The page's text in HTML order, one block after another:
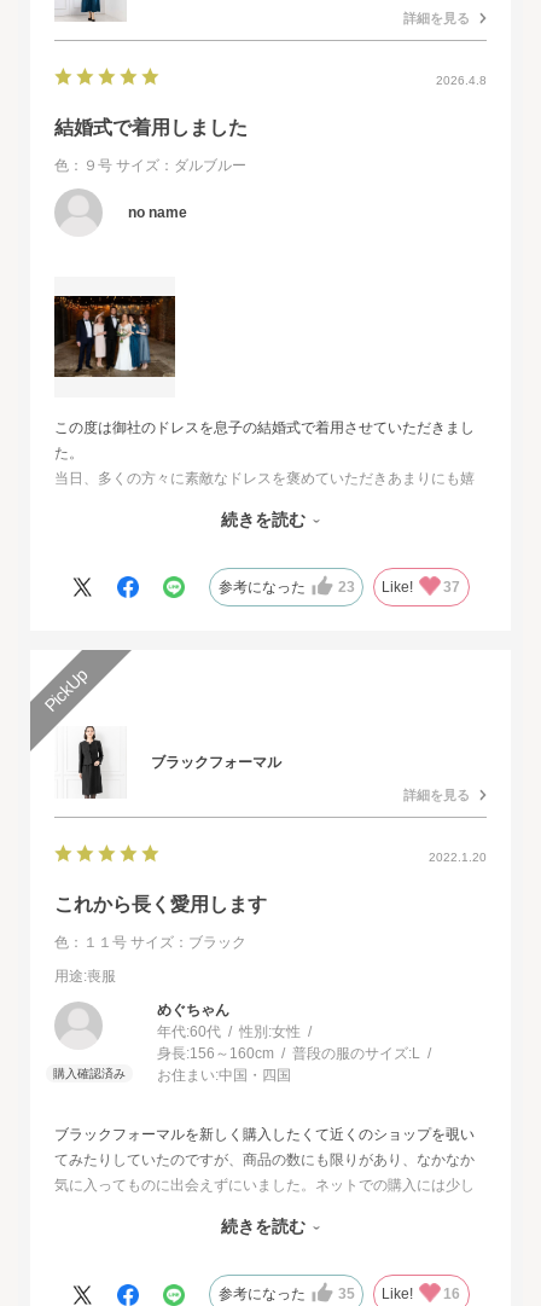
詳細を見る
2026.4.8
結婚式で着用しました
色：９号 サイズ：ダルブルー
no name
この度は御社のドレスを息子の結婚式で着用させていただきまし
た。
当日、多くの方々に素敵なドレスを褒めていただきあまりにも嬉
その旨をお伝えさせていただきたいと思いました。とても素敵な
人生最高の幸せな日に華を添えていただき、心より感謝申し上げ
続きを読む
参考になった 23 Like! 37
ブラックフォーマル
詳細を見る
2022.1.20
これから長く愛用します
色：１１号 サイズ：ブラック
用途:喪服
めぐちゃん
年代:60代 性別:女性
身長:156～160cm 普段の服のサイズ:L
お住まい:中国・四国
ブラックフォーマルを新しく購入したくて近くのショップを覗い
てみたりしていたのですが、商品の数にも限りがあり、なかなか
気に入ってものに出会えずにいました。ネットでの購入には少し
することが出来ました。最初に注文したものはイメージと違って
は、生地もデザインも大満足、これから長く自信をもって着用し
続きを読む
参考になった 35 Like! 16